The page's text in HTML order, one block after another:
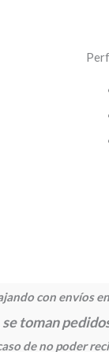
con envíos
toman
de no poder